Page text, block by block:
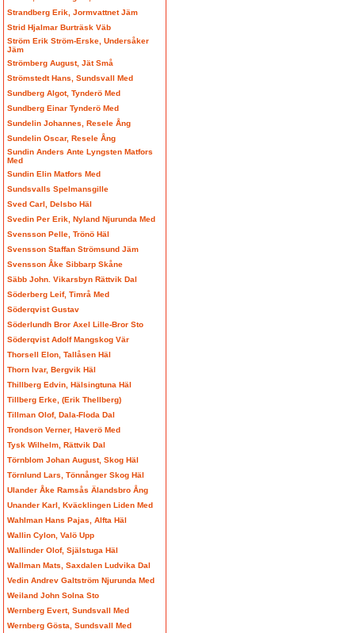
Strandberg Erik, Jormvattnet Jäm
Strid Hjalmar Burträsk Väb
Ström Erik Ström-Erske, Undersåker
Jäm
Strömberg August, Jät Små
Strömstedt Hans, Sundsvall Med
Sundberg Algot, Tynderö Med
Sundberg Einar Tynderö Med
Sundelin Johannes, Resele Ång
Sundelin Oscar, Resele Ång
Sundin Anders Ante Lyngsten Matfors
Med
Sundin Elin Matfors Med
Sundsvalls Spelmansgille
Sved Carl, Delsbo Häl
Svedin Per Erik, Nyland Njurunda Med
Svensson Pelle, Trönö Häl
Svensson Staffan Strömsund Jäm
Svensson Åke Sibbarp Skåne
Säbb John. Vikarsbyn Rättvik Dal
Söderberg Leif, Timrå Med
Söderqvist Gustav
Söderlundh Bror Axel Lille-Bror Sto
Söderqvist Adolf Mangskog Vär
Thorsell Elon, Tallåsen Häl
Thorn Ivar, Bergvik Häl
Thillberg Edvin, Hälsingtuna Häl
Tillberg Erke, (Erik Thellberg)
Tillman Olof, Dala-Floda Dal
Trondson Verner, Haverö Med
Tysk Wilhelm, Rättvik Dal
Törnblom Johan August, Skog Häl
Törnlund Lars, Tönnånger Skog Häl
Ulander Åke Ramsås Älandsbro Ång
Unander Karl, Kväcklingen Liden Med
Wahlman Hans Pajas, Alfta Häl
Wallin Cylon, Valö Upp
Wallinder Olof, Själstuga Häl
Wallman Mats, Saxdalen Ludvika Dal
Vedin Andrev Galtström Njurunda Med
Weiland John Solna Sto
Wernberg Evert, Sundsvall Med
Wernberg Gösta, Sundsvall Med